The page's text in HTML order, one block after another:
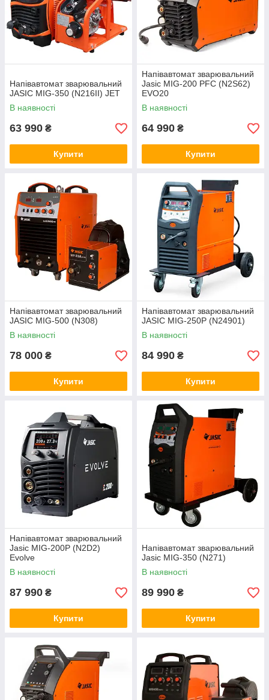
Напівавтомат зварювальний
JASIC MIG-350 (N216II) JET
В наявності
63 990 ₴
Купити
Напівавтомат зварювальний
Jasic MIG-200 PFC (N2S62)
EVO20
В наявності
64 990 ₴
Купити
Напівавтомат зварювальний
JASIC MIG-500 (N308)
В наявності
78 000 ₴
Купити
Напівавтомат зварювальний
JASIC MIG-250P (N24901)
В наявності
84 990 ₴
Купити
Напівавтомат зварювальний
Jasic MIG-200P (N2D2)
Evolve
В наявності
87 990 ₴
Купити
Напівавтомат зварювальний
Jasic MIG-350 (N271)
В наявності
89 990 ₴
Купити